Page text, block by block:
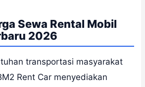
Sewa Rental Mobil
2026
transportasi masyarakat
Rent Car menyediakan